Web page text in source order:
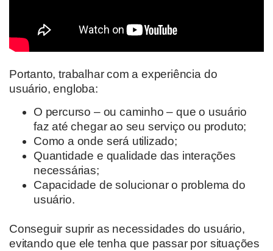
Portanto, trabalhar com a experiência do
usuário, engloba:
O percurso – ou caminho– que o usuário
faz até chegar ao seu serviço ou produto;
Como a onde será utilizado;
Quantidade e qualidade das interações
necessárias;
Capacidade de solucionar o problema do
usuário.
Conseguir suprir as necessidades do usuário,
evitando que ele tenha que passar por situações